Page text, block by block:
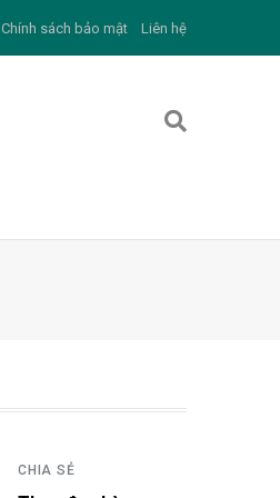
Chính sách bảo mật Liên hệ
CHIA SẺ